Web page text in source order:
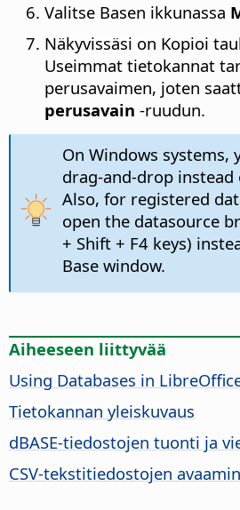
Valitse Basen ikkunassa
Näkyvissäsi on Kopioi
Useimmat tietokannat
perusavaimen, joten
perusavain -ruudun.
On Windows systems,
drag-and-drop instead
Also, for registered
open the datasource
+ Shift + F4 keys)
Base window.
Aiheeseen liittyvää
Using Databases in
Tietokannan yleiskuvaus
dBASE-tiedostojen tuonti ja
CSV-tekstitiedostojen